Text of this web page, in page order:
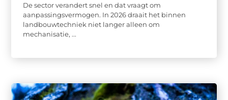
De sector verandert snel en dat vraagt om
aanpassingsvermogen. In 2026 draait het binnen
landbouwtechniek niet langer alleen om
mechanisatie, ...